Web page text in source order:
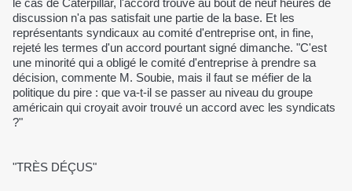
le cas de Caterpillar, l'accord trouvé au bout de neuf heures de
discussion n'a pas satisfait une partie de la base. Et les
représentants syndicaux au comité d'entreprise ont, in fine,
rejeté les termes d'un accord pourtant signé dimanche. "C'est
une minorité qui a obligé le comité d'entreprise à prendre sa
décision, commente M. Soubie, mais il faut se méfier de la
politique du pire : que va-t-il se passer au niveau du groupe
américain qui croyait avoir trouvé un accord avec les syndicats
?"
"TRÈS DÉÇUS"